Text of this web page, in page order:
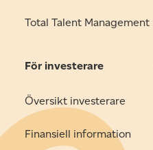
Total Talent Management
För investerare
Översikt investerare
Finansiell information